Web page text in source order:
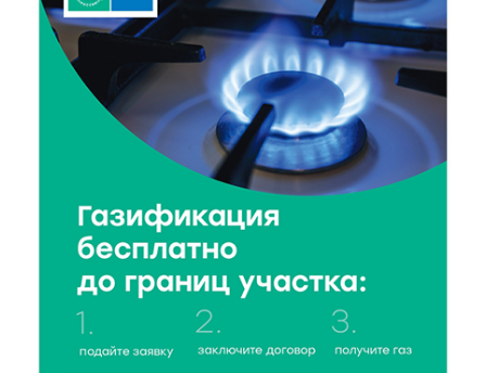
8 Авг 2026 14:14 397
Виталий Королев запустил веловолну на Волге в
Калязине
8 Авг 2026 13:37 623
Чем удивит X Международный фестиваль «Калитка»
8 Авг 2026 12:37 353
Забыл вещи в транспорте? Рассказываем, что ждёт
пассажиров по новым правилам